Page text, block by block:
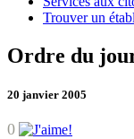
Trouver un
Ordre du
20 janvier 2005
0